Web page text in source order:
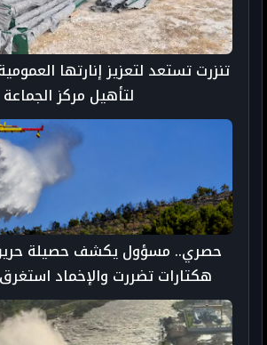
تنزرت تستعد لتعزيز إنارتها
لتأهيل مركز الجماعة
هكتارات تضررت والإخماد